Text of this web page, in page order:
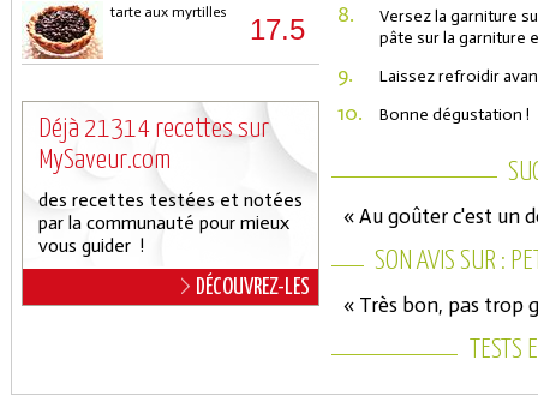
tarte aux myrtilles
17.5
Déjà 21314 recettes sur
MySaveur.com
des recettes testées et notées
par la communauté pour mieux
vous guider !
DÉCOUVREZ-LES
8.
Versez la garniture
pâte sur la garniture
9. Laissez refroidir
10. Bonne dégustation !
« Au goûter c'est un
SON AVIS SUR :
« Très bon, pas trop